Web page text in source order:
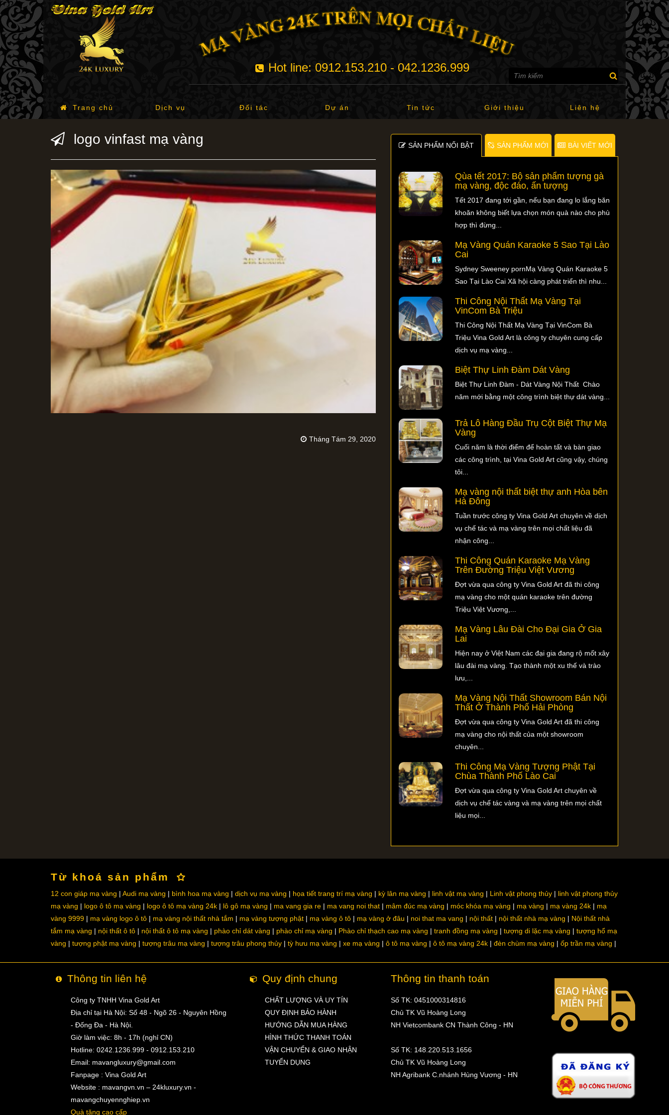
Hot line: 0912.153.210 - 042.1236.999
Trang chủ Dịch vụ Đối tác Dự án Tin tức Giới thiệu Liên hệ
logo vinfast mạ vàng
Tháng Tám 29, 2020
SẢN PHẨM NỐI BẬT SẢN PHẨM MỚI BÀI VIẾT MỚI
Qùa tết 2017: Bộ sản phẩm tượng gà
mạ vàng, độc đáo, ấn tượng
Tết 2017 đang tới gần, nếu bạn đang lo lắng băn
khoăn không biết lựa chọn món quà nào cho phù
hợp thì đừng...
Mạ Vàng Quán Karaoke 5 Sao Tại Lào
Cai
Sydney Sweeney pornMạ Vàng Quán Karaoke 5
Sao Tại Lào Cai Xã hội càng phát triển thì nhu...
Thi Công Nội Thất Mạ Vàng Tại
VinCom Bà Triệu
Thi Công Nội Thất Mạ Vàng Tại VinCom Bà
Triệu Vina Gold Art là công ty chuyên cung cấp
dịch vụ mạ vàng...
Biệt Thự Linh Đàm Dát Vàng
Biệt Thự Linh Đàm - Dát Vàng Nội Thất Chào
năm mới bằng một công trình biệt thự dát vàng...
Trả Lô Hàng Đầu Trụ Cột Biệt Thự Mạ
Vàng
Cuối năm là thời điểm để hoàn tất và bàn giao
các công trình, tại Vina Gold Art cũng vậy, chúng
tôi...
Mạ vàng nội thất biệt thự anh Hòa bên
Hà Đông
Tuần trước công ty Vina Gold Art chuyên về dịch
vụ chế tác và mạ vàng trên mọi chất liệu đã
nhận công...
Thi Công Quán Karaoke Mạ Vàng
Trên Đường Triệu Việt Vương
Đợt vừa qua công ty Vina Gold Art đã thi công
mạ vàng cho một quán karaoke trên đường
Triệu Việt Vương,...
Mạ Vàng Lâu Đài Cho Đại Gia Ở Gia
Lai
Hiện nay ở Việt Nam các đại gia đang rộ mốt xây
lâu đài mạ vàng. Tạo thành một xu thế và trào
lưu,...
Mạ Vàng Nội Thất Showroom Bán Nội
Thất Ở Thành Phố Hải Phòng
Đợt vừa qua công ty Vina Gold Art đã thi công
mạ vàng cho nội thất của một showroom
chuyên...
Thi Công Mạ Vàng Tượng Phật Tại
Chùa Thành Phố Lào Cai
Đợt vừa qua công ty Vina Gold Art chuyên về
dịch vụ chế tác vàng và mạ vàng trên mọi chất
liệu mọi...
Từ khoá sản phẩm
12 con giáp mạ vàng Audi mạ vàng bình hoa mạ vàng dịch vụ mạ vàng họa tiết trang trí mạ vàng kỳ lân mạ vàng linh vật mạ vàng Linh vật phong thủy
linh vật phong thủy
mạ vàng
logo ô tô mạ vàng logo ô tô mạ vàng 24k lô gô mạ vàng ma vang gia re ma vang noi that mâm đúc mạ vàng móc khóa mạ vàng mạ vàng mạ vàng 24k
mạ
vàng 9999
mạ vàng logo ô tô mạ vàng nội thất nhà tắm mạ vàng tượng phật mạ vàng ô tô mạ vàng ở đâu noi that ma vang nội thất nội thất nhà mạ vàng
Nội thất nhà
tắm mạ vàng
nội thất ô tô nội thất ô tô mạ vàng phào chỉ dát vàng phào chỉ mạ vàng Phào chỉ thạch cao mạ vàng tranh đồng mạ vàng tượng di lặc mạ vàng
tượng hổ mạ
vàng
tượng phật mạ vàng tượng trâu mạ vàng tượng trâu phong thủy tỳ hưu mạ vàng xe mạ vàng ô tô mạ vàng ô tô mạ vàng 24k đèn chùm mạ vàng ốp trần mạ vàng
Thông tin liên hệ
Công ty TNHH Vina Gold Art
Địa chỉ tại Hà Nội: Số 48 - Ngõ 26 - Nguyên Hồng
- Đống Đa - Hà Nội.
Giờ làm việc: 8h - 17h (nghỉ CN)
Hotline: 0242.1236.999 - 0912.153.210
Email: mavangluxury@gmail.com
Fanpage : Vina Gold Art
Website : mavangvn.vn – 24kluxury.vn -
mavangchuyennghiep.vn
Quà tặng cao cấp
Quy định chung
CHẤT LƯỢNG VÀ UY TÍN
QUY ĐỊNH BẢO HÀNH
HƯỚNG DẪN MUA HÀNG
HÌNH THỨC THANH TOÁN
VẬN CHUYỂN & GIAO NHẬN
TUYỂN DỤNG
Thông tin thanh toán
Số TK: 0451000314816
Chủ TK Vũ Hoàng Long
NH Vietcombank CN Thành Công - HN
Số TK: 148.220.513.1656
Chủ TK Vũ Hoàng Long
NH Agribank C.nhánh Hùng Vương - HN